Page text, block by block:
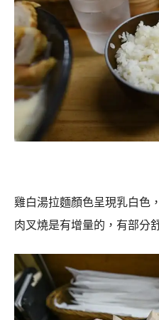
雞白湯拉麵顏色呈現乳白色
肉叉燒是有增量的，有部分